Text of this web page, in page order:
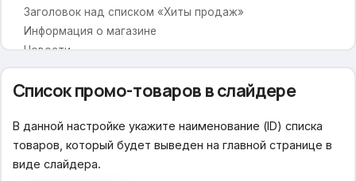
Заголовок над списком «Хиты продаж»
Информация о магазине
Новости
Промо-иконки
Иконка/картинка для промо-блока
Заголовок для промо-блока
Текст для промо-блока
Список промо-товаров в слайдере
В данной настройке укажите наименование (ID) списка
товаров, который будет выведен на главной странице в
виде слайдера.